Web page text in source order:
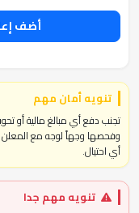
أضف
تنويه أمان مهم
تجنب دفع أي مبالغ مالية أو
وفحصها وجهاً لوجه مع المعلن
أي احتيال.
تنويه مهم جدا